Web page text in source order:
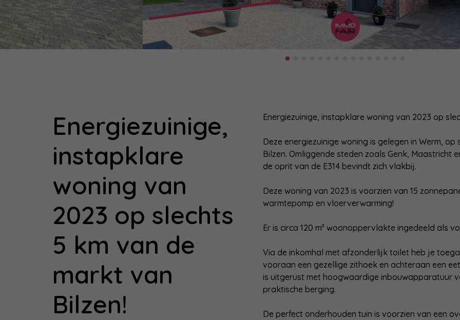
Energiezuinige,
instapklare
woning van
2023 op slechts
5 km van de
markt van
Bilzen!
Energiezuinige, instapklare woning van 2023 op
Deze energiezuinige woning is gelegen in Werm,
Bilzen. Omliggende steden zoals Genk, Maastricht
de oprit van de E314 bevindt zich vlakbij.
Deze woning van 2023 is voorzien van 15
warmtepomp en vloerverwarming!
Er is circa 120 m² woonoppervlakte ingedeeld als
Via de inkomhal met afzonderlijk toilet heb je
vooraan een gezellige zithoek en achteraan een
is uitgerust met hoogwaardige inbouwapparatuur
praktische berging.
De perfect onderhouden tuin is voorzien van een